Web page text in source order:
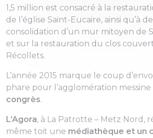
1,5 million est consacré à la
de l’église Saint-Eucaire, ainsi qu’à
consolidation d’un mur mitoyen de
et sur la restauration du clos
Récollets.
L’année 2015 marque le coup
phare pour l’agglomération messine
congrès.
L’Agora, à La Patrotte – Metz Nord,
même toit une médiathèque et un